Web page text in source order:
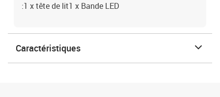
:1 x tête de lit1 x Bande LED
Caractéristiques